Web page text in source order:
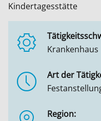
Kindertagesstätte
Krankenhaus
Art der
Region: